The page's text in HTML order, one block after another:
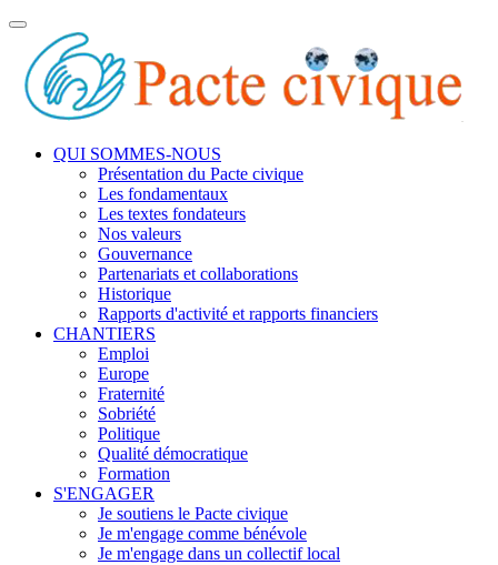
Toggle
navigation
QUI SOMMES-NOUS
Présentation du Pacte civique
Les fondamentaux
Les textes fondateurs
Nos valeurs
Gouvernance
Partenariats et collaborations
Historique
Rapports d'activité et rapports financiers
CHANTIERS
Emploi
Europe
Fraternité
Sobriété
Politique
Qualité démocratique
Formation
S'ENGAGER
Je soutiens le Pacte civique
Je m'engage comme bénévole
Je m'engage dans un collectif local